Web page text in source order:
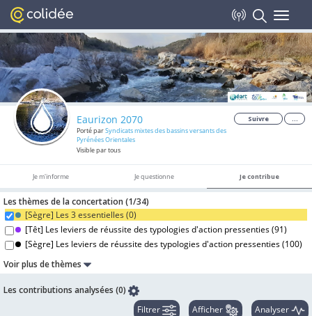
Toggle
Eaurizon 2070
Porté parSyndicats mixtes des bassins versants des
Pyrénées Orientales
Visible par tous
Suivre ...
Je m'informe Je questionne Je contribue
Les thèmes de la concertation (1/34)
[Sègre] Les 3 essentielles (0)
[Têt] Les leviers de réussite des typologies d'action pressenties (91)
[Sègre] Les leviers de réussite des typologies d'action pressenties (100)
Voir plus de thèmes
Les contributions analysées (0)
Filtrer
Afficher Analyser